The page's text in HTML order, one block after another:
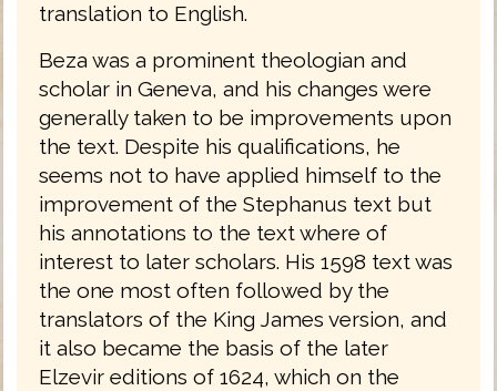
translation to English.
Beza was a prominent theologian and
scholar in Geneva, and his changes were
generally taken to be improvements upon
the text. Despite his qualifications, he
seems not to have applied himself to the
improvement of the Stephanus text but
his annotations to the text where of
interest to later scholars. His 1598 text was
the one most often followed by the
translators of the King James version, and
it also became the basis of the later
Elzevir editions of 1624, which on the